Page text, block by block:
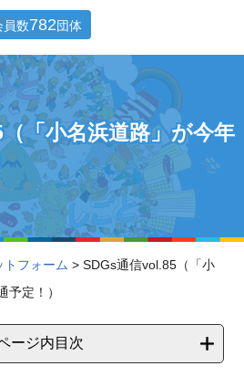
員数782団体
「小名浜道路」が今年
フォーム > SDGs通信vol.85（「小
予定！）
ージ内目次